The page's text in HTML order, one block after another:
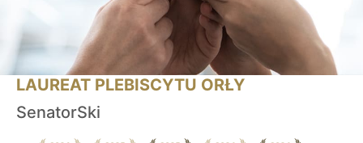
LAUREAT PLEBISCYTU ORŁY
SenatorSki